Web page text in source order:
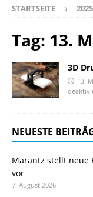
STARTSEITE 2025
Tag: 13.
3D
13.
NEUESTE
Marantz stellt neue
vor
7. August 2026